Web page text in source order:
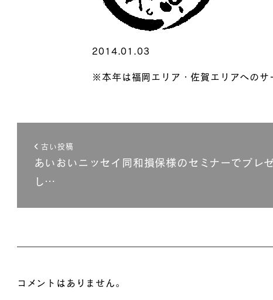
2014.01.03
※本年は福岡エリア・佐賀エリアへのサ
古い投稿
あいおいニッセイ同和損保様のセミナーでプレ
し…
コメントはありません。